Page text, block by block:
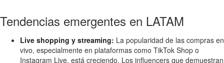
Tendencias emergentes en LATAM
Live shopping y streaming: La popularidad de las compras en
vivo, especialmente en plataformas como TikTok Shop o
Instagram Live, está creciendo. Los influencers que demuestran